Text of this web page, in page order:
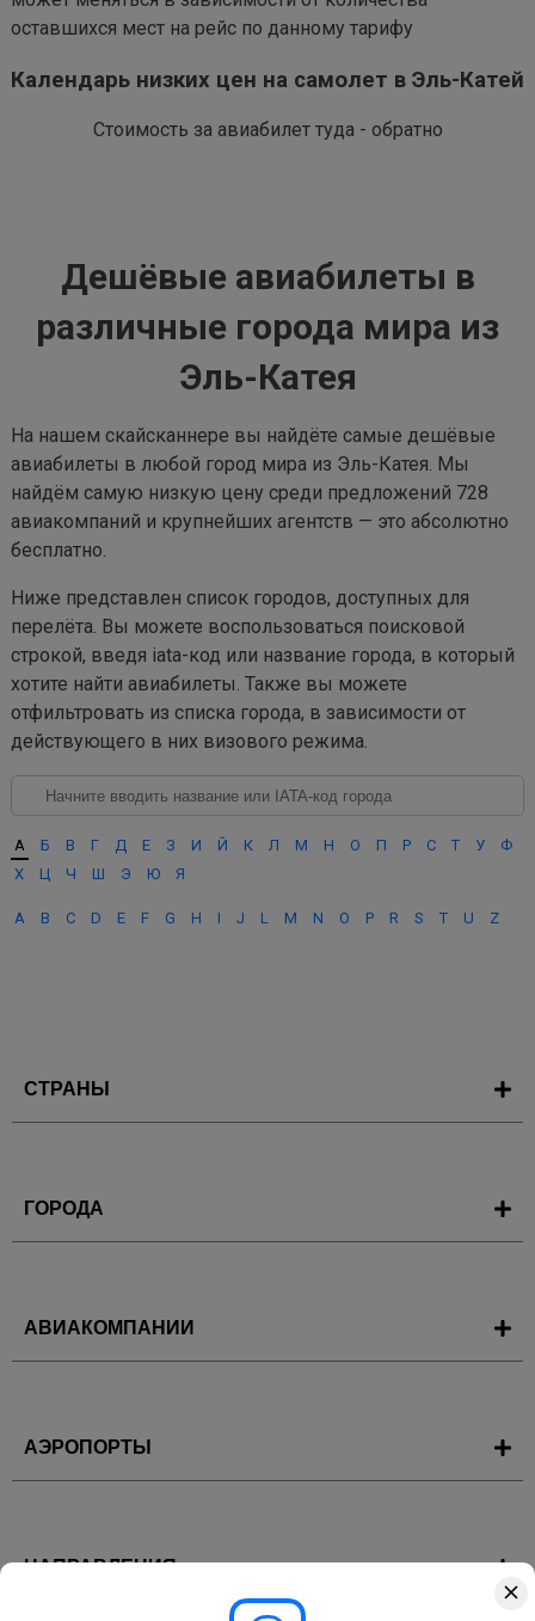
оставшихся мест на рейс по данному тарифу
Календарь низких цен на самолет в Эль-Катей
Стоимость за авиабилет туда - обратно
Дешёвые авиабилеты в
различные города мира из
Эль-Катея
На нашем скайсканнере вы найдёте самые дешёвые
авиабилеты в любой город мира из Эль-Катея. Мы
найдём самую низкую цену среди предложений 728
авиакомпаний и крупнейших агентств — это абсолютно
бесплатно.
Ниже представлен список городов, доступных для
перелёта. Вы можете воспользоваться поисковой
строкой, введя iata-код или название города, в который
хотите найти авиабилеты. Также вы можете
отфильтровать из списка города, в зависимости от
действующего в них визового режима.
А Б В Г Д Е З И Й К Л М Н О П Р С Т У
Ф
Х
Ц Ч Ш Э Ю Я
A B C D E F G H I J L M N O P R S T U Z
СТРАНЫ
ГОРОДА
АВИАКОМПАНИИ
АЭРОПОРТЫ
НАПРАВЛЕНИЯ